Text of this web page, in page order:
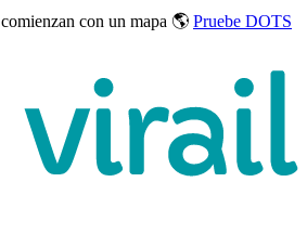
comienzan con un mapa 🌎 Pruebe DOTS